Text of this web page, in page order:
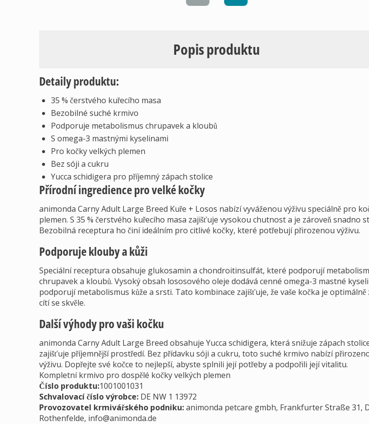
Popis produktu
Detaily produktu:
35 % čerstvého kuřecího masa
Bezobilné suché krmivo
Podporuje metabolismus chrupavek a kloubů
S omega-3 mastnými kyselinami
Pro kočky velkých plemen
Bez sóji a cukru
Yucca schidigera pro příjemný zápach stolice
Přírodní ingredience pro velké kočky
animonda Carny Adult Large Breed Kuře + Losos nabízí vyváženou výživu speciálně pro
plemen. S 35 % čerstvého kuřecího masa zajišťuje vysokou chutnost a je zároveň snadno
Bezobilná receptura ho činí ideálním pro citlivé kočky, které potřebují přirozenou výživu.
Podporuje klouby a kůži
Speciální receptura obsahuje glukosamin a chondroitinsulfát, které podporují
chrupavek a kloubů. Vysoký obsah lososového oleje dodává cenné omega-3 mastné
podporují metabolismus kůže a srsti. Tato kombinace zajišťuje, že vaše kočka je optimálně
cítí se skvěle.
Další výhody pro vaši kočku
animonda Carny Adult Large Breed obsahuje Yucca schidigera, která snižuje zápach
zajišťuje příjemnější prostředí. Bez přídavku sóji a cukru, toto suché krmivo nabízí
výživu. Dopřejte své kočce to nejlepší, abyste splnili její potřeby a podpořili její vitalitu.
Kompletní krmivo pro dospělé kočky velkých plemen
Číslo produktu:1001001031
Schvalovací číslo výrobce: DE NW 1 13972
Provozovatel krmivářského podniku:animonda petcare gmbh, Frankfurter Straße 31,
Rothenfelde, info@animonda.de